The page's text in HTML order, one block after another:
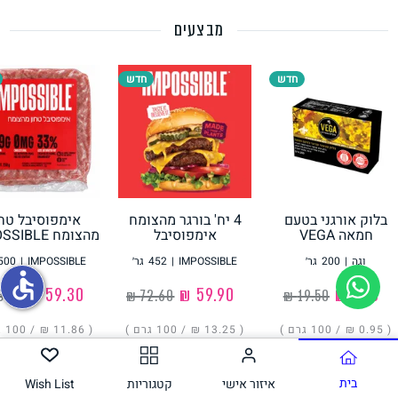
גבינות טבעוניות
מבצעים
חדש
בלוק אורגני בטעם
חמאה VEGA
200 גר׳ | וגה
‏19.50 ₪ ‏1.90 ₪
( ‏0.95 ₪ / 100 גרם )
חדש
4 יח' בורגר מהצומח
אימפוסיבל
452 גר׳ | IMPOSSIBLE
‏72.60 ₪
( ‏13.25 ₪ / 100 גרם )
אימפוסיבל
מהצומח IMPOSSIBLE
| IMPOSSIBLE
‏68.00 ₪
( ‏11.86 ₪ / 100 גרם
הוסיפו בית איזור אישי קטגוריות Wish List
accessible